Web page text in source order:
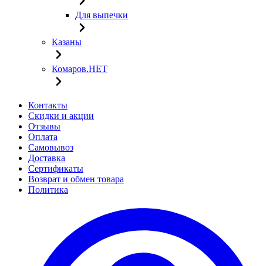
Для выпечки
Казаны
Комаров.НЕТ
Контакты
Скидки и акции
Отзывы
Оплата
Самовывоз
Доставка
Сертификаты
Возврат и обмен товара
Политика